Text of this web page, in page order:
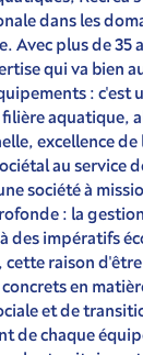
dans les
Avec plus de 35
qui va bien
: c'est
aquatique,
excellence de
au service
société à
: la
des impératifs
raison
en
et de
de chaque